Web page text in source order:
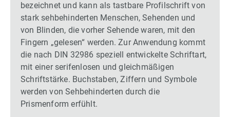
bezeichnet und kann als tastbare Profilschrift von
stark sehbehinderten Menschen, Sehenden und
von Blinden, die vorher Sehende waren, mit den
Fingern „gelesen“ werden. Zur Anwendung kommt
die nach DIN 32986 speziell entwickelte Schriftart,
mit einer serifenlosen und gleichmäßigen
Schriftstärke. Buchstaben, Ziffern und Symbole
werden von Sehbehinderten durch die
Prismenform erfühlt.